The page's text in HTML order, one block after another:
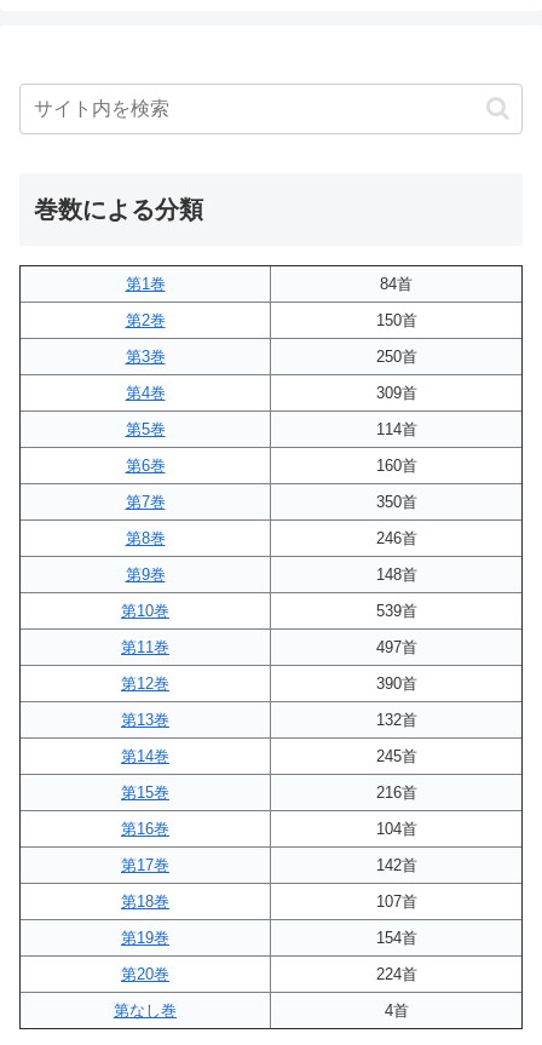
巻数による分類
第1巻
84首
第2巻
150首
第3巻
250首
第4巻
309首
第5巻
114首
第6巻
160首
第7巻
350首
第8巻
246首
第9巻
148首
第10巻
539首
第11巻
497首
第12巻
390首
第13巻
132首
第14巻
245首
第15巻
216首
第16巻
104首
第17巻
142首
第18巻
107首
第19巻
154首
第20巻
224首
第なし巻
4首